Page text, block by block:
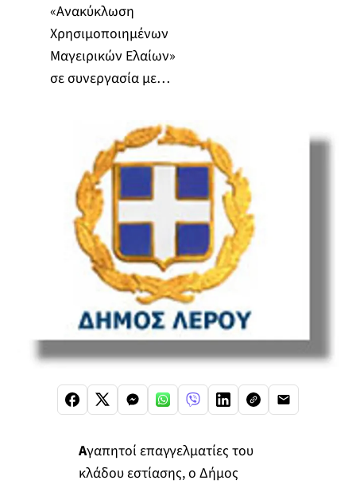
«Ανακύκλωση
Χρησιμοποιημένων
Μαγειρικών Ελαίων»
σε συνεργασία με…
Αγαπητοί επαγγελματίες του
κλάδου εστίασης, ο Δήμος